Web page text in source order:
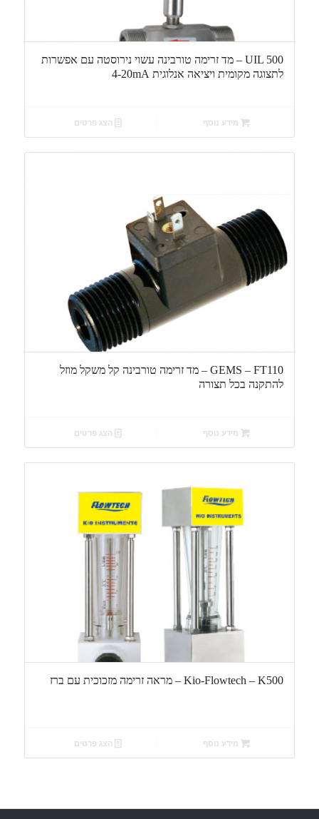
UIL 500 – מד זרימה טורבינה עשוי נירוסטה עם אפשרות
לתצוגה מקומית ויציאה אנלוגית 4-20mA
מידע נוסף הצג פרטים
GEMS – FT110 – מד זרימה טורבינה קל משקל מוזל
להתקנה בכל תצורה
מידע נוסף הצג פרטים
Kio-Flowtech – K500 – מראה זרימה מזכוכית עם ברז
מידע נוסף הצג פרטים